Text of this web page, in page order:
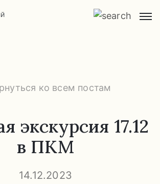
ко всем постам
экскурсия 17.12
в ПКМ
14.12.2023